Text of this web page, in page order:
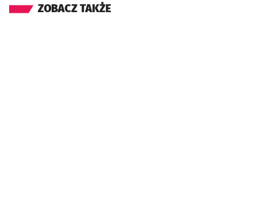
ZOBACZ TAKŻE